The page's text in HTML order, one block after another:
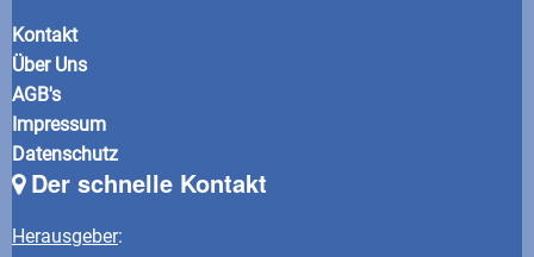
Kontakt
Über Uns
AGB's
Impressum
Datenschutz
Der schnelle Kontakt
Herausgeber: